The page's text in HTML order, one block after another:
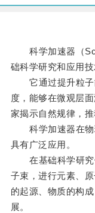
科学加速器（
础科学研究和应用技
它通过提升粒子
度，能够在微观层
家揭示自然规律，推
科学加速器在物
具有广泛应用。
在基础科学研究
子束，进行元素、
的起源、物质的构
展。